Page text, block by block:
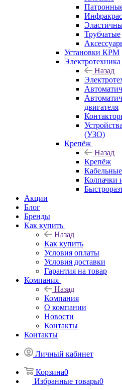
Трубчатые
Установки КРМ
Электротехника
Назад
двигателя
(УЗО)
Крепёж
Назад
Крепёж
Колпачки
Акции
Блог
Бренды
Как купить
Назад
Как купить
Условия оплаты
Условия доставки
Гарантия на товар
Компания
Назад
Компания
О компании
Новости
Контакты
Контакты
Личный кабинет
Корзина0
Избранные товары0